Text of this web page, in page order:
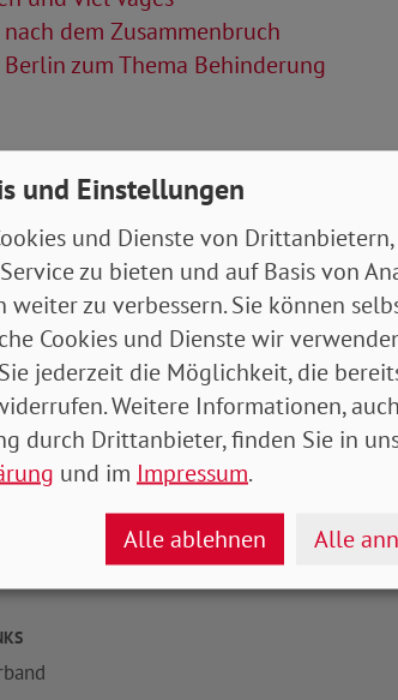
dem Zusammenbruch
zum Thema Behinderung
MB
und Einstellungen
und Dienste von
zu bieten und auf Basis von
weiter zu verbessern. Sie können
Cookies und Dienste wir
jederzeit die Möglichkeit, die
Weitere Informationen,
durch Drittanbieter, finden Sie in
und im Impressum.
Alle ablehnen Alle